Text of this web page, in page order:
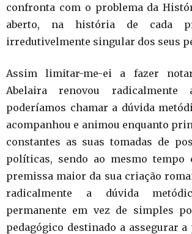
confronta com o problema da
aberto, na história de cada
irredutivelmente singular dos seus
Assim limitar-me-ei a fazer
Abelaira renovou
poderíamos chamar a dúvida
acompanhou e animou enquanto
constantes as suas tomadas de
políticas, sendo ao mesmo tempo
premissa maior da sua criação
radicalmente a dúvida
permanente em vez de simples
pedagógico destinado a assegurar